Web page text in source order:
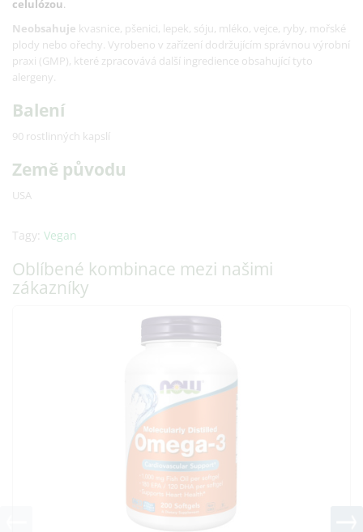
celulózou.
Neobsahuje kvasnice, pšenici, lepek, sóju, mléko, vejce, ryby, mořské
plody nebo ořechy. Vyrobeno v zařízení dodržujícím správnou výrobní
praxi (GMP), které zpracovává další ingredience obsahující tyto
alergeny.
Balení
90 rostlinných kapslí
Země původu
USA
Tagy: Vegan
Oblíbené kombinace mezi našimi
zákazníky